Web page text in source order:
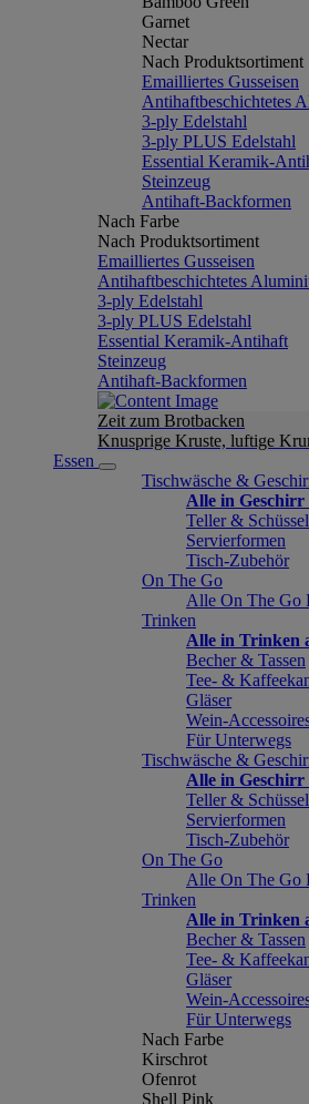
Garnet
Nectar
Nach Produktsortiment
Emailliertes Gusseisen
Antihaftbeschichtetes
3-ply Edelstahl
3-ply PLUS Edelstahl
Essential Keramik-
Steinzeug
Antihaft-Backformen
Nach Farbe
Nach Produktsortiment
Emailliertes Gusseisen
Antihaftbeschichtetes
3-ply Edelstahl
3-ply PLUS Edelstahl
Essential Keramik-Antihaft
Steinzeug
Antihaft-Backformen
Zeit zum Brotbacken
Knusprige Kruste, luftige
Essen
Tischwäsche &
Alle in Geschirr
Teller &
Servierformen
Tisch-Zubehör
On The Go
Alle On The Go
Trinken
Alle in Trinken
Becher & Tassen
Tee- &
Gläser
Wein-
Für Unterwegs
Tischwäsche &
Alle in Geschirr
Teller &
Servierformen
Tisch-Zubehör
On The Go
Alle On The Go
Trinken
Alle in Trinken
Becher & Tassen
Tee- &
Gläser
Wein-
Für Unterwegs
Nach Farbe
Kirschrot
Ofenrot
Shell Pink